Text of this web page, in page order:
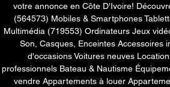
votre annonce en Côte D'Ivoire!
(564573) Mobiles & Smartphones
Multimédia (719553) Ordinateurs Jeux
Son, Casques, Enceintes Accessoires
d'occasions Voitures neuves
professionnels Bateau & Nautisme
vendre Appartements à louer